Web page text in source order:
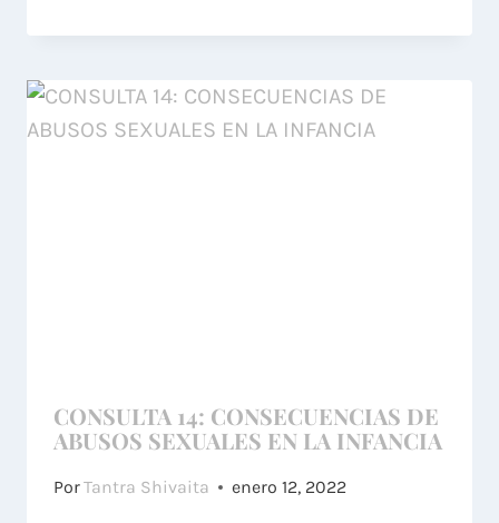
CONSULTA 14: CONSECUENCIAS DE
ABUSOS SEXUALES EN LA INFANCIA
PorTantra Shivaita enero 12, 2022